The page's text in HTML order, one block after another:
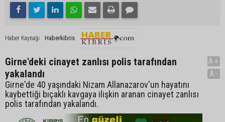
Haber Kaynağı Haberkibris
Girne'deki cinayet zanlısı polis tarafından
yakalandı
Girne'de 40 yaşındaki Nizam Allanazarov'un hayatını
kaybettiği bıçaklı kavgaya ilişkin aranan cinayet zanlısı
polis tarafından yakalandı.
A+
A-